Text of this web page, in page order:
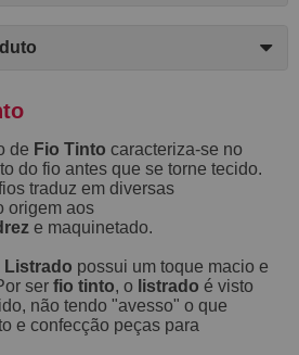
de Fio Tinto caracteriza-se no
do fio antes que se torne tecido.
traduz em diversas
origem aos
e maquinetado.
Listrado possui um toque macio e
ser fio tinto, o listrado é visto
não tendo "avesso" o que
e confecção peças para